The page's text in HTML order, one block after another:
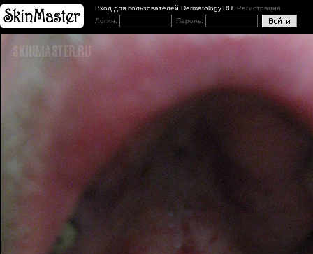
Вход для пользователей Dermatology.RU Регистрация
Логин:
Пароль: